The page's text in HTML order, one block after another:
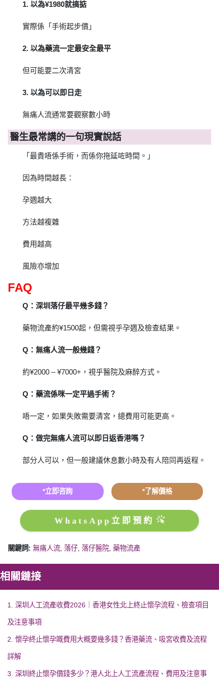
1. 以為¥1980就搞掂
實際係「手術起步價」
2. 以為藥流一定最安全最平
但可能要二次清宮
3. 以為可以即日走
無痛人流通常要觀察數小時
醫生最常講的一句現實說話
「最貴唔係手術，而係你拖延咗時間。」
因為時間越長：
孕週越大
方法越複雜
費用越高
風險亦增加
FAQ
Q：深圳落仔最平幾多錢？
藥物流產約¥1500起，但需視乎孕週及檢查結果。
Q：無痛人流一般幾錢？
約¥2000 – ¥7000+，視乎醫院及麻醉方式。
Q：藥流係咪一定平過手術？
唔一定，如果失敗需要清宮，總費用可能更高。
Q：做完無痛人流可以即日返香港嗎？
部分人可以，但一般建議休息數小時及有人陪同再返程。
*立即咨詢 *了解價格
WhatsApp立即預約
關鍵詞: 無痛人流 落仔 落仔醫院 藥物流產
相關鏈接
1. 深圳人工流產收費2026｜香港女性北上終止懷孕流程、檢查項目
及注意事項
2. 懷孕終止懷孕嘅費用大概要幾多錢？香港藥流、吸宮收費及流程
詳解
3. 深圳終止懷孕價錢多少？港人北上人工流產流程、費用及注意事